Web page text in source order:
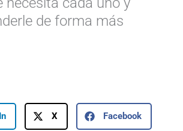
de forma más
X Facebook